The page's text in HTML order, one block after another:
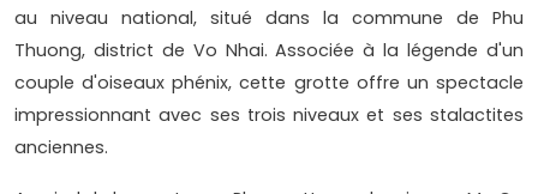
au niveau national, situé dans la commune de Phu
Thuong, district de Vo Nhai. Associée à la légende d'un
couple d'oiseaux phénix, cette grotte offre un spectacle
impressionnant avec ses trois niveaux et ses stalactites
anciennes.